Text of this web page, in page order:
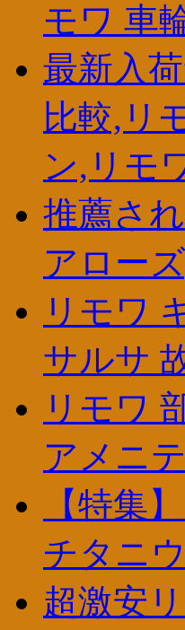
モワ 車
最新入
比較,リ
ン,リモ
推薦さ
アロー
リモワ
サルサ
リモワ
アメニ
【特集
チタニ
超激安